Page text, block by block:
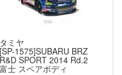
タミヤ
[SP-1575]SUBARU BRZ
R&D SPORT 2014 Rd.2
富士 スペアボディ